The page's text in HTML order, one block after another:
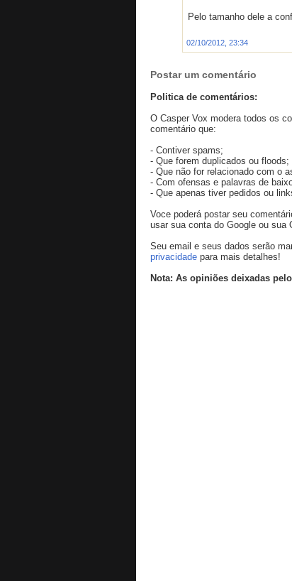
Pelo tamanho dele a
02/10/2012, 23:34
Postar um comentário
Politica de comentários:
O Casper Vox modera todos os
comentário que:
- Contiver spams;
- Que forem duplicados ou floods;
- Que não for relacionado com o
- Com ofensas e palavras de
- Que apenas tiver pedidos ou
Voce poderá postar seu
usar sua conta do Google ou sua
Seu email e seus dados serão
privacidade para mais detalhes!
Nota: As opiniões deixadas